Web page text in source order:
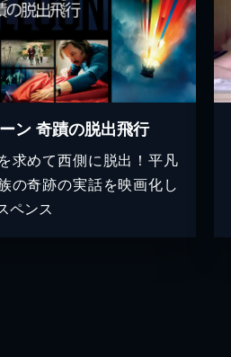
ン 奇蹟の脱出飛行
求めて西側に脱出！平凡
の奇跡の実話を映画化し
ペンス